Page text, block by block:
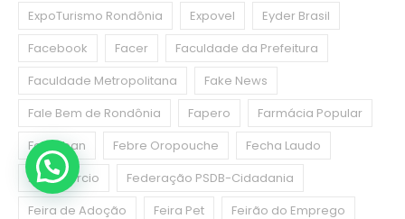
ExpoTurismo Rondônia
Expovel
Eyder Brasil
Facebook
Facer
Faculdade da Prefeitura
Faculdade Metropolitana
Fake News
Fale Bem de Rondônia
Fapero
Farmácia Popular
Febraban
Febre Oropouche
Fecha Laudo
Fecomercio
Federação PSDB-Cidadania
Feira de Adoção
Feira Pet Feirão do Emprego